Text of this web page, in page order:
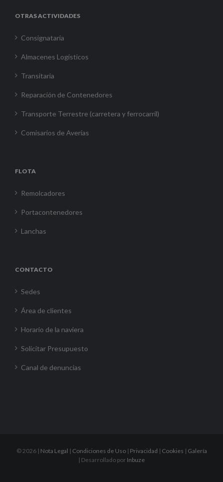
OTRAS ACTIVIDADES
Consignataria
Almacenes Logísticos
Transitaria
Reparación de Contenedores
Transporte Terrestre (carretera y ferrocarril)
Comisarios de Averías
FLOTA
Remolcadores
Portacontenedores
Lanchas
CONTACTO
Sedes
Área de clientes
Horario de la naviera
Solicitar Presupuesto
Canal de denuncias
©2026 | Nota Legal | Condiciones de Uso| Privacidad | Cookies | Galería
| Desarrollado por Inbuze